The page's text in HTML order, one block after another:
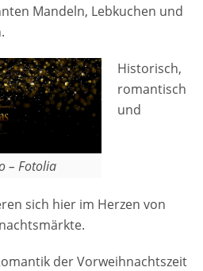
Mandeln, Lebkuchen und
– Fotolia
Historisch,
romantisch
und
sich hier im Herzen von
der Vorweihnachtszeit